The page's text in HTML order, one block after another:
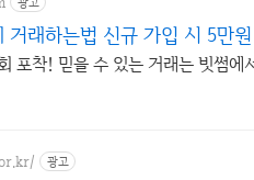
거래하는법 신규 가입 시 5만
포착! 믿을 수 있는 거래는 빗썸에
광고